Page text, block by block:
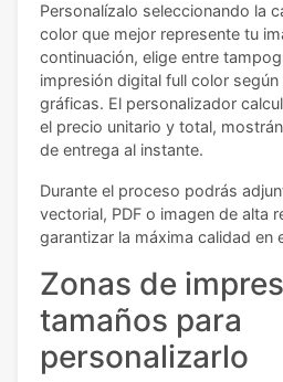
Personalízalo seleccionando la
color que mejor represente tu
continuación, elige entre
impresión digital full color
gráficas. El personalizador
el precio unitario y total,
de entrega al instante.
Durante el proceso podrás
vectorial, PDF o imagen de alta
garantizar la máxima calidad en
Zonas de
tamaños para
personalizarlo